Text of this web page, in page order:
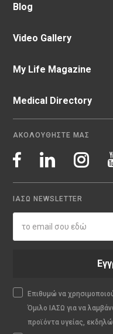
Blog
Video Gallery
My Life Magazine
Medical Directory
ΑΚΟΛΟΥΘΗΣΤΕ ΜΑΣ
ΙΑΣΩ NEWSLETTER
Επιθυμώ να
Όμιλο ΙΑΣΩ για να
προϊόντα υγείας,